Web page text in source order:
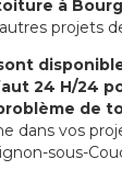
à
projets
24 H/24
de
dans vos
sous-